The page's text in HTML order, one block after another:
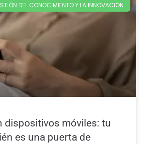
DEL CONOCIMIENTO Y LA INNOVACIÓN
dispositivos móviles: tu
es una puerta de